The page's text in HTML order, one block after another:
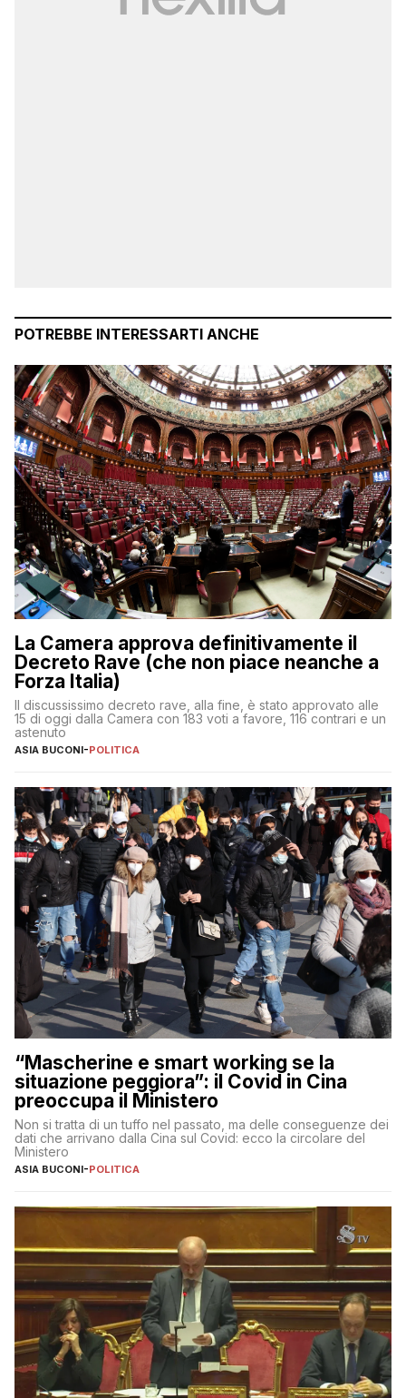
POTREBBE INTERESSARTI ANCHE
La Camera approva definitivamente il
Decreto Rave (che non piace neanche a
Forza Italia)
Il discussissimo decreto rave, alla fine, è stato approvato alle
15 di oggi dalla Camera con 183 voti a favore, 116 contrari e un
astenuto
ASIA BUCONI-POLITICA
“Mascherine e smart working se la
situazione peggiora”: il Covid in Cina
preoccupa il Ministero
Non si tratta di un tuffo nel passato, ma delle conseguenze dei
dati che arrivano dalla Cina sul Covid: ecco la circolare del
Ministero
ASIA BUCONI-POLITICA